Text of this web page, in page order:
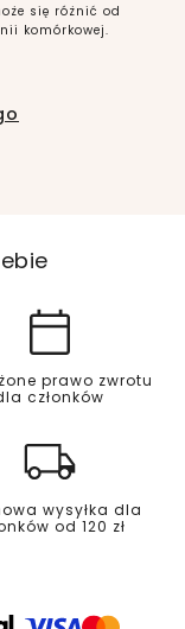
się różnić od
komórkowej.
prawo zwrotu
członków
wysyłka dla
od 120 zł